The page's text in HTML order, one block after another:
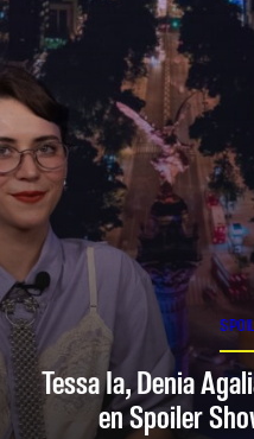
Tessa Ia, Denia
en Spoiler